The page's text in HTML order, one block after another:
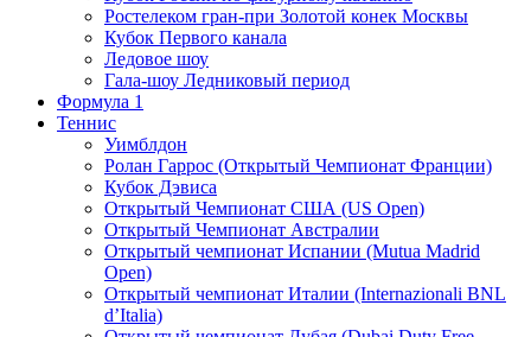
Ростелеком гран-при Золотой конек Москвы
Кубок Первого канала
Ледовое шоу
Гала-шоу Ледниковый период
Формула 1
Теннис
Уимблдон
Ролан Гаррос (Открытый Чемпионат Франции)
Кубок Дэвиса
Открытый Чемпионат США (US Open)
Открытый Чемпионат Австралии
Открытый чемпионат Испании (Mutua Madrid
Open)
Открытый чемпионат Италии (Internazionali BNL
d’Italia)